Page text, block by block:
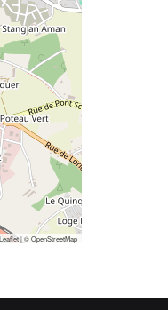
Leaflet|©OpenStreetMap